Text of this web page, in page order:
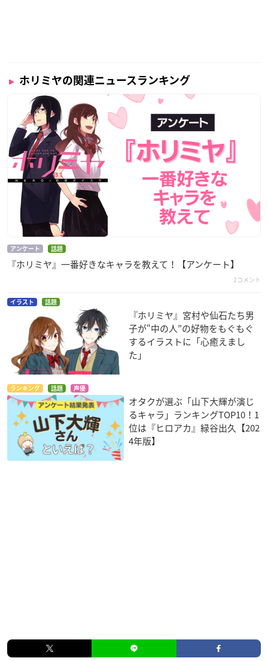
ホリミヤの関連ニュースランキング
アンケート 話題
『ホリミヤ』一番好きなキャラを教えて！【アンケート】
2コメント
イラスト 話題
『ホリミヤ』宮村や仙石たち男
子が“中の人”の好物をもぐもぐ
するイラストに「心癒えまし
た」
ランキング 話題 声優
オタクが選ぶ「山下大輝が演じ
るキャラ」ランキングTOP10！1
位は『ヒロアカ』緑谷出久【202
4年版】